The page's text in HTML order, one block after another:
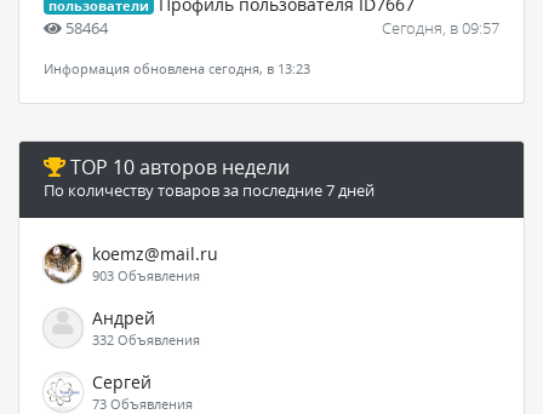
пользователи
58464 Сегодня, в 09:57
Информация обновлена сегодня, в 13:23
TOP 10 авторов недели
По количеству товаров за последние 7 дней
koemz@mail.ru
903 Объявления
Андрей
332 Объявления
Сергей
73 Объявления